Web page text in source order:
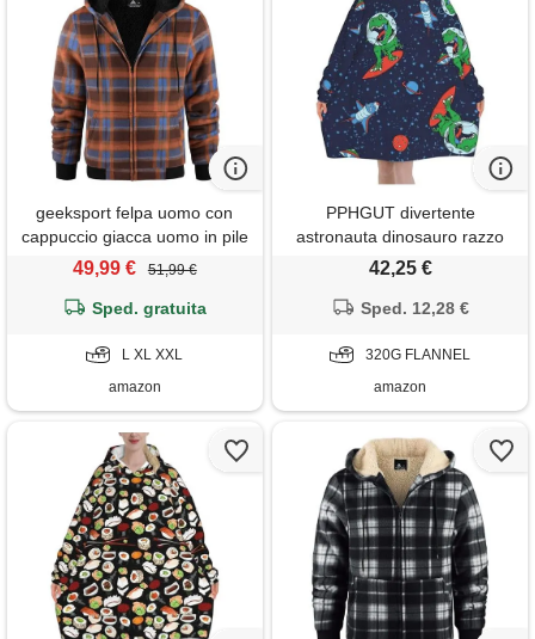
geeksport felpa uomo con
cappuccio giacca uomo in pile
felpa flanella a quadri caldo
boscaiolo con zip arancione-
49,99 € 51,99 €
Sped. gratuita
L XL XXL
amazon
PPHGUT divertente
astronauta dinosauro razzo
stampa indoor outdoor
cappuccio oversize con
nero , 320g flannel
42,25 €
Sped. 12,28 €
320G FLANNEL
amazon